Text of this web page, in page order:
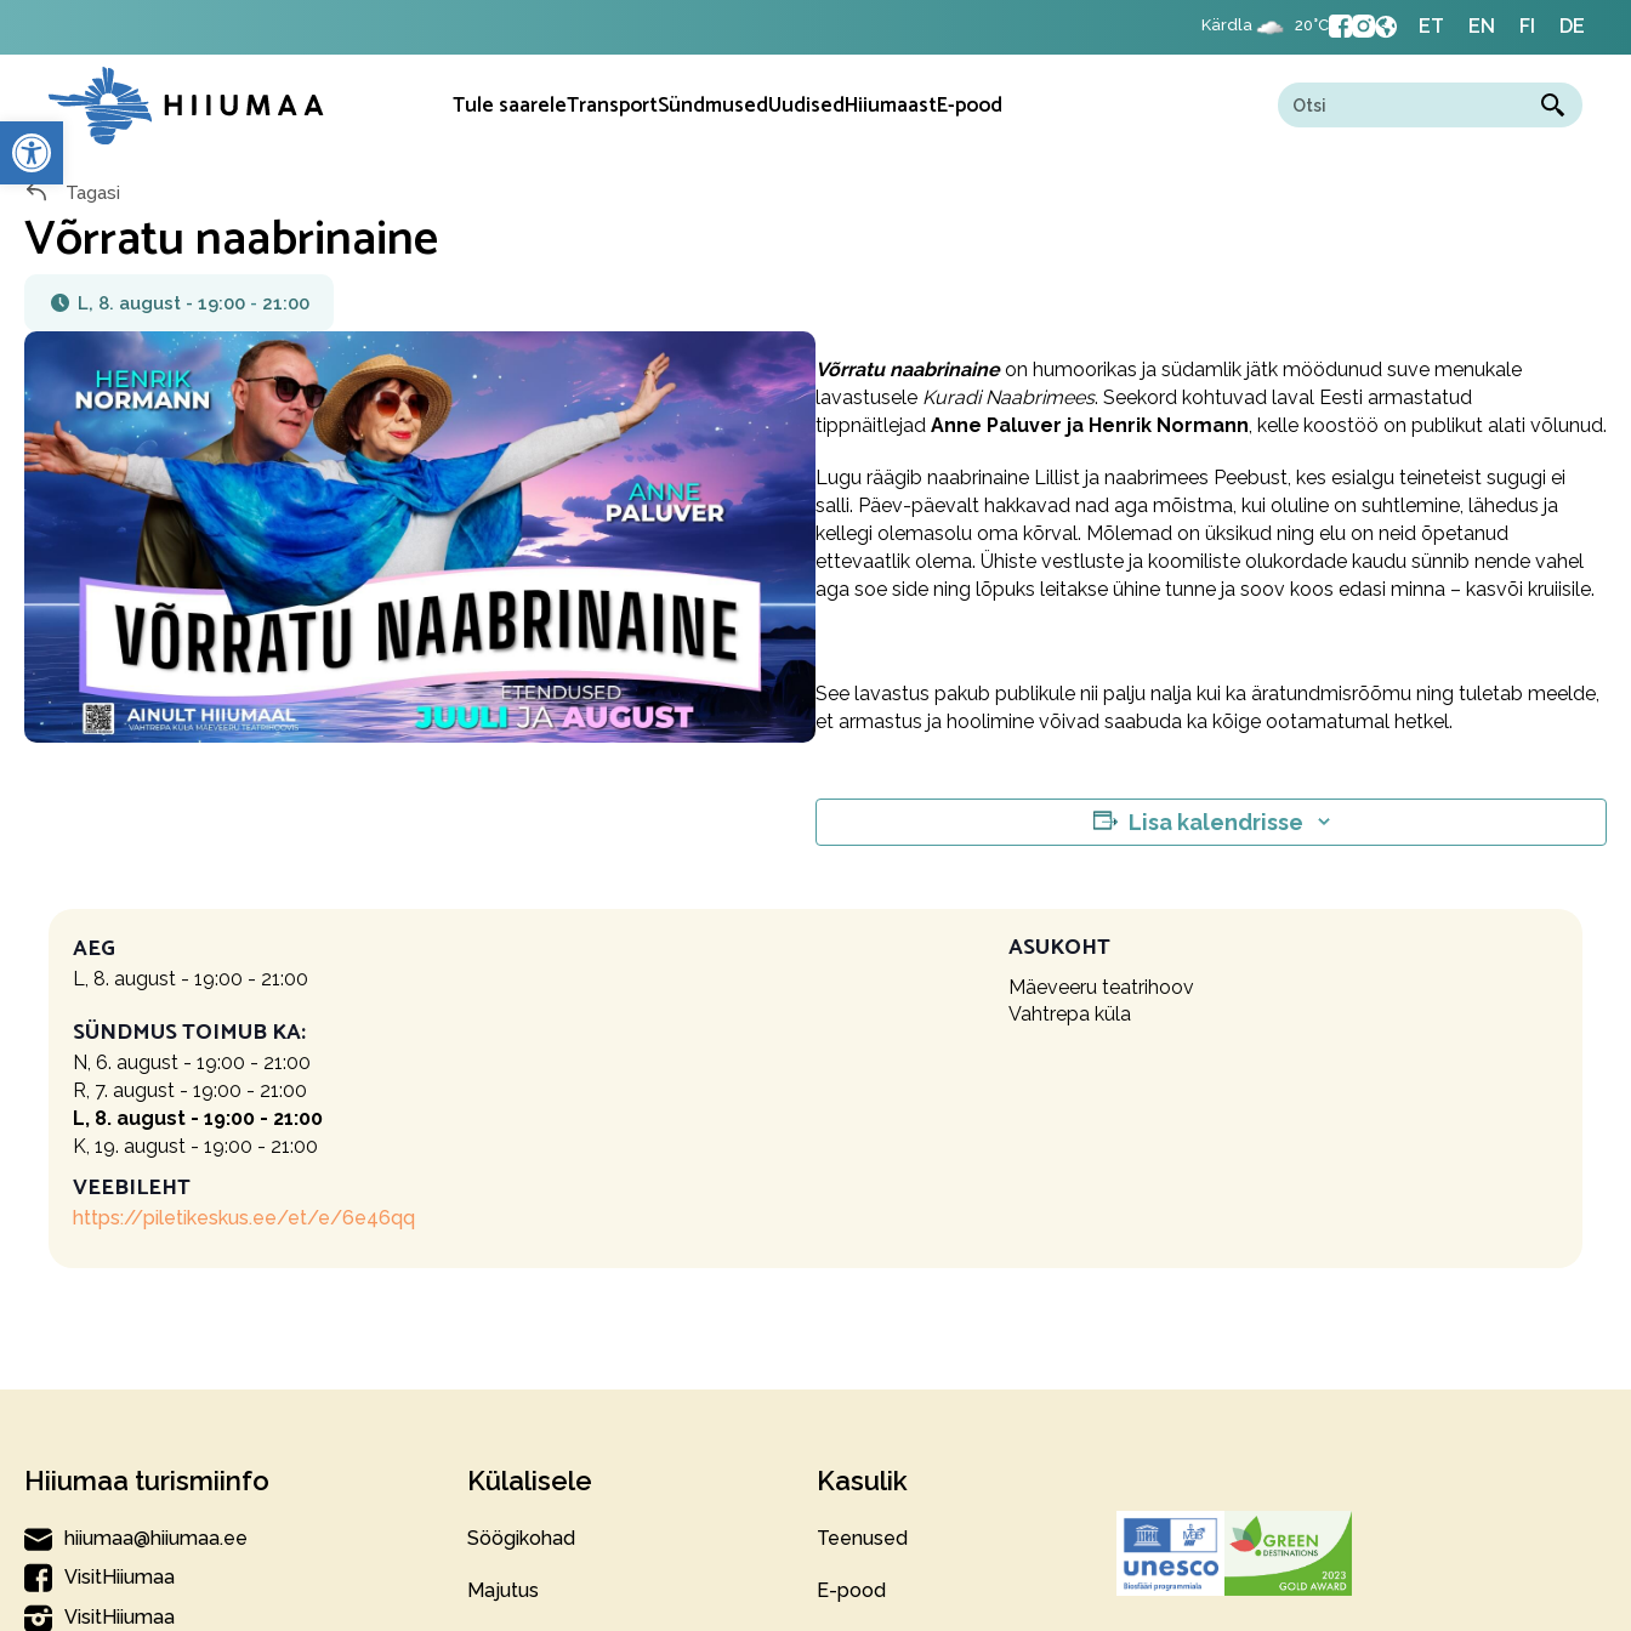
Open toolbar
Kärdla 20°C ET EN FI DE
Tule saareleTransportSündmusedUudisedHiiumaastE-pood
Tagasi
Võrratu naabrinaine
L, 8. august - 19:00 - 21:00
Võrratu naabrinaineon humoorikas ja südamlik jätk möödunud suve menukale
lavastusele Kuradi Naabrimees. Seekord kohtuvad laval Eesti armastatud
tippnäitlejad Anne Paluver ja Henrik Normann , kelle koostöö on publikut alati võlunud.
Lugu räägib naabrinaine Lillist ja naabrimees Peebust, kes esialgu teineteist sugugi ei
salli. Päev-päevalt hakkavad nad aga mõistma, kui oluline on suhtlemine, lähedus ja
kellegi olemasolu oma kõrval. Mõlemad on üksikud ning elu on neid õpetanud
ettevaatlik olema. Ühiste vestluste ja koomiliste olukordade kaudu sünnib nende vahel
aga soe side ning lõpuks leitakse ühine tunne ja soov koos edasi minna – kasvõi kruiisile.
See lavastus pakub publikule nii palju nalja kui ka äratundmisrõõmu ning tuletab meelde,
et armastus ja hoolimine võivad saabuda ka kõige ootamatumal hetkel.
Lisa kalendrisse
AEG
L, 8. august - 19:00 - 21:00
SÜNDMUS TOIMUB KA:
N, 6. august - 19:00 - 21:00
R, 7. august - 19:00 - 21:00
L, 8. august - 19:00 - 21:00
K, 19. august - 19:00 - 21:00
VEEBILEHT
https://piletikeskus.ee/et/e/6e46qq
ASUKOHT
Mäeveeru teatrihoov
Vahtrepa küla
Hiiumaa turismiinfo
hiiumaa@hiiumaa.ee
VisitHiiumaa
VisitHiiumaa
Külalisele
Söögikohad
Majutus
Kasulik
Teenused
E-pood